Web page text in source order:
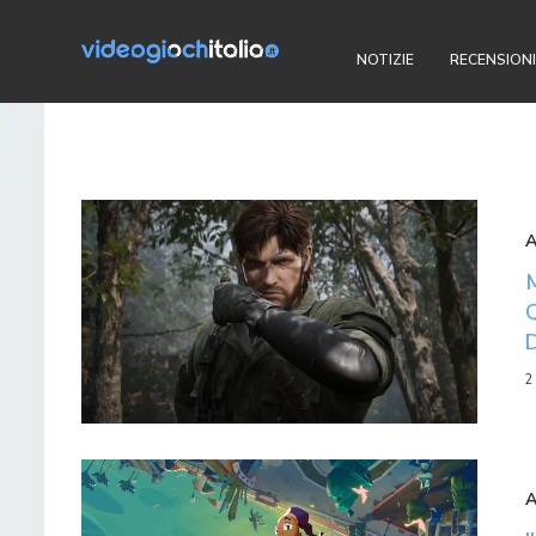
NOTIZIE RECENSIONI